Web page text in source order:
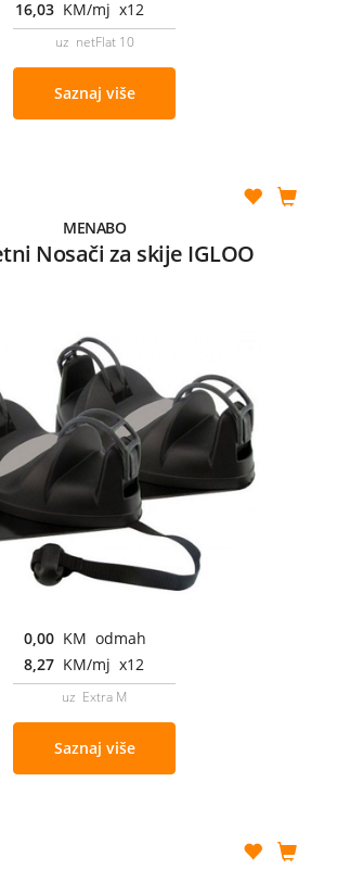
16,03 KM/mj x12
uz netFlat 10
Saznaj više
MENABO
Nosači za skije IGLOO
0,00 KM odmah
8,27 KM/mj x12
uz Extra M
Saznaj više